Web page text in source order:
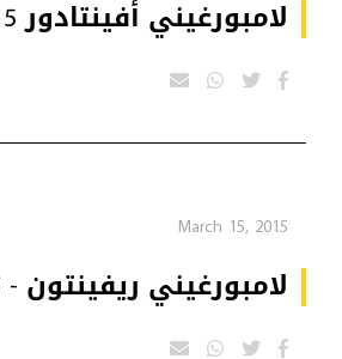
لامبورغيني أفينتادور LP700-4 - 2015
March 15, 2015
لامبورغيني ريفينتون - 2015